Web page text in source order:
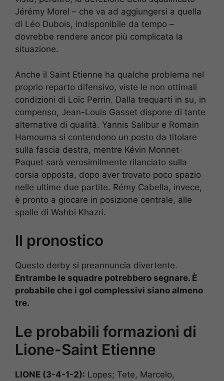
Jérémy Morel – che va ad aggiungersi a quella
di Léo Dubois, indisponibile da tempo –
dovrebbe rendere ancor più complicata la
situazione.
Anche il Saint Etienne ha qualche problema nel
proprio reparto difensivo, viste le non ottimali
condizioni di Loïc Perrin. Dalla trequarti in su, in
compenso, Jean-Louis Gasset dispone di tante
alternative di qualità. Yannis Salibur e Romain
Hamouma si contendono un posto da titolare
sulla fascia destra, mentre Kévin Monnet-
Paquet sarà verosimilmente rilanciato sulla
corsia opposta, dopo aver trovato poco spazio
nelle ultime due partite. Rémy Cabella, invece,
è pronto a giocare in posizione centrale, alle
spalle di Wahbi Khazri.
Il pronostico
Questo derby si preannuncia divertente.
Entrambe le squadre potrebbero segnare. È
probabile che i gol complessivi siano almeno
tre.
Le probabili formazioni di
Lione-Saint Etienne
LIONE (3-4-1-2): Lopes; Tete, Marcelo,